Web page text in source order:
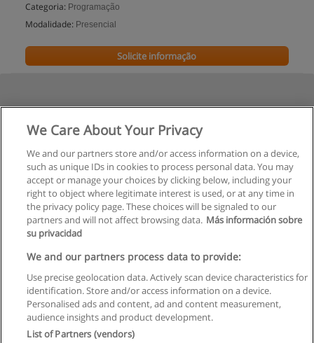
Categoria: Programação
Modalidade: Presencial
Solicite informação
Veja cursos históricos
Regras de uso
Privacidade de dados
Entrar em contato com Educaedu
Copyright © Educaedu Business S.L. - CIF : B-95610580: -
We Care About Your Privacy
We and our partners store and/or access information on a device,
such as unique IDs in cookies to process personal data. You may
accept or manage your choices by clicking below, including your
right to object where legitimate interest is used, or at any time in
the privacy policy page. These choices will be signaled to our
partners and will not affect browsing data. Más información sobre
su privacidad
We and our partners process data to provide:
Use precise geolocation data. Actively scan device characteristics for
identification. Store and/or access information on a device.
Personalised ads and content, ad and content measurement,
audience insights and product development.
List of Partners (vendors)